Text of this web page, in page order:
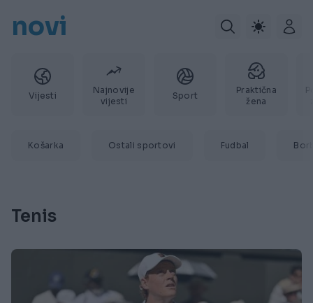
novi
Vijesti
Najnovije
vijesti
Sport
Praktična
žena
Košarka Ostali sportovi Fudbal
Tenis